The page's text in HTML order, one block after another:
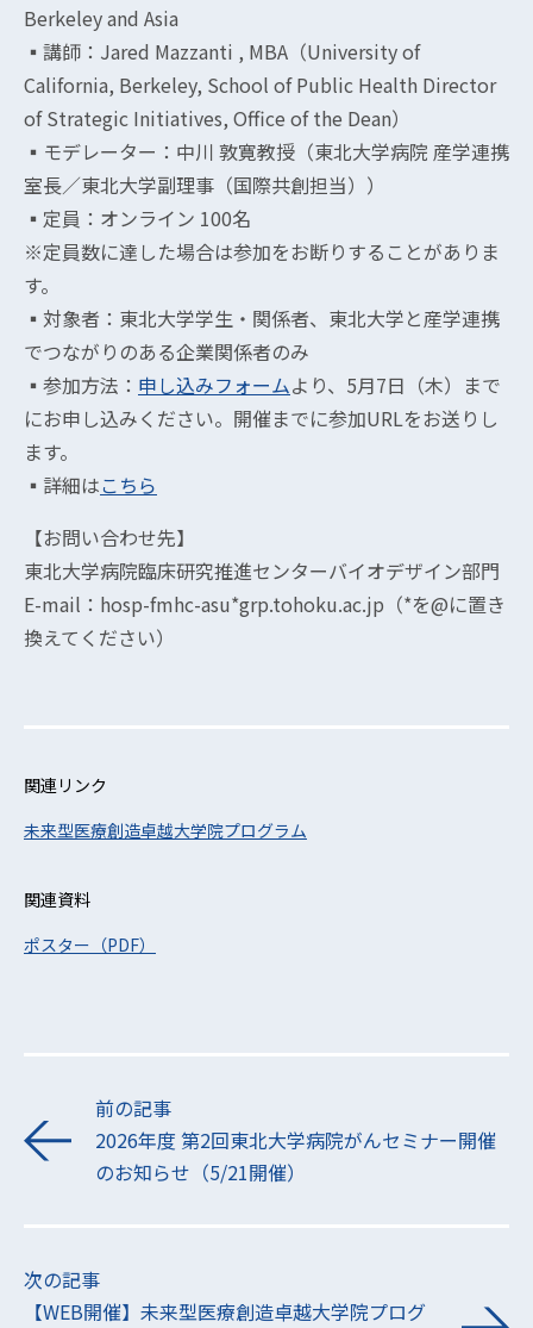
Berkeley and Asia
▪︎講師：Jared Mazzanti , MBA（University of
California, Berkeley, School of Public Health Director
of Strategic Initiatives, Office of the Dean）
▪︎モデレーター：中川 敦寛教授（東北大学病院 産学連携
室長／東北大学副理事（国際共創担当））
▪︎定員：オンライン 100名
※定員数に達した場合は参加をお断りすることがありま
す。
▪︎対象者：東北大学学生・関係者、東北大学と産学連携
でつながりのある企業関係者のみ
▪︎参加方法： 申し込みフォームより、5月7日（木）まで
にお申し込みください。開催までに参加URLをお送りし
ます。
▪︎詳細はこちら
【お問い合わせ先】
東北大学病院臨床研究推進センターバイオデザイン部門
E-mail：hosp-fmhc-asu*grp.tohoku.ac.jp（*を@に置き
換えてください）
関連リンク
未来型医療創造卓越大学院プログラム
関連資料
ポスター（PDF）
前の記事
2026年度 第2回東北大学病院がんセミナー開催
のお知らせ（5/21開催）
次の記事
【WEB開催】未来型医療創造卓越大学院プログ